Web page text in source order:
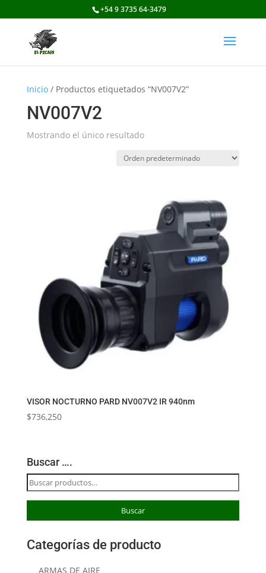
+54 9 3735 64-3479
Inicio/ Productos etiquetados “NV007V2”
NV007V2
Mostrando el único resultado
VISOR NOCTURNO PARD NV007V2 IR 940nm
$736,250
Buscar ….
Buscar
por:
Buscar
Categorías de producto
ARMAS DE AIRE